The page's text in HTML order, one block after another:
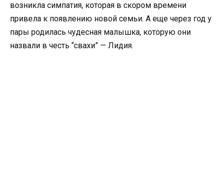
возникла симпатия, которая в скором времени
привела к появлению новой семьи. А еще через год у
пары родилась чудесная малышка, которую они
назвали в честь “свахи” — Лидия.